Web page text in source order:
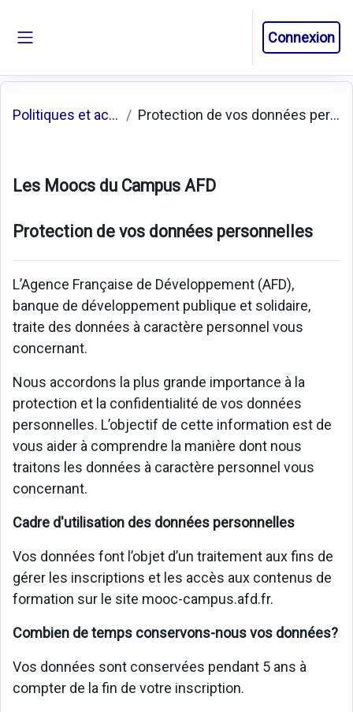
Connexion
Politiques et accords Protection de vos données personnelles
Les Moocs du Campus AFD
Protection de vos données personnelles
L’Agence Française de Développement (AFD),
banque de développement publique et solidaire,
traite des données à caractère personnel vous
concernant.
Nous accordons la plus grande importance à la
protection et la confidentialité de vos données
personnelles. L’objectif de cette information est de
vous aider à comprendre la manière dont nous
traitons les données à caractère personnel vous
concernant.
Cadre d'utilisation des données personnelles
Vos données font l’objet d’un traitement aux fins de
gérer les inscriptions et les accès aux contenus de
formation sur le site mooc-campus.afd.fr.
Combien de temps conservons-nous vos données?
Vos données sont conservées pendant 5 ans à
compter de la fin de votre inscription.